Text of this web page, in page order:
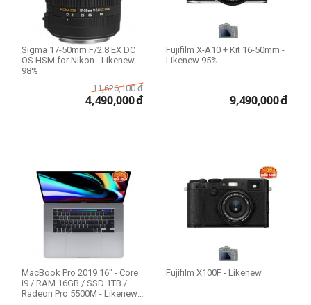
Wi-Fi + 4G LTE
Wi-Fi + 5G
iPhone 11 Pro Max
iPhone 12
iPhone 12 Pro
iPhone 12 Pro Max
iPhone 13 Pro Max
iPhone 14
Sigma 17-50mm F/2.8 EX DC
OS HSM for Nikon - Likenew
98%
11,626,100 đ
4,490,000đ
Fujifilm X-A10 + Kit 16-50mm -
Likenew 95%
9,490,000đ
MacBook Pro 2019 16" - Core
i9 / RAM 16GB / SSD 1TB /
Radeon Pro 5500M - Likenew
Fujifilm X100F - Likenew